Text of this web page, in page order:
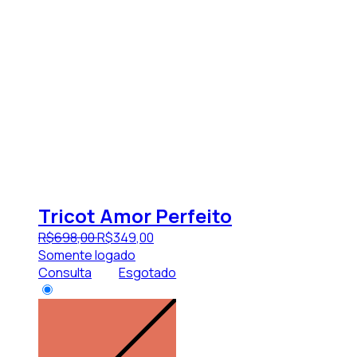
Tricot Amor Perfeito
R$698,00R$349,00
Somente logado
Consulta
Esgotado